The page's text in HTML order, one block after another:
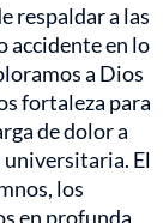
respaldar a las
accidente en lo
a Dios
fortaleza para
de dolor a
universitaria. El
los
en profunda